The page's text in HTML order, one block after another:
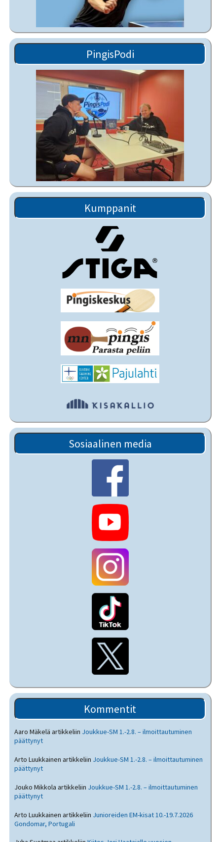
PingisPodi
Kumppanit
Sosiaalinen media
Kommentit
Aaro Mäkelä artikkeliin Joukkue-SM 1.-2.8. – ilmoittautuminen
päättynyt
Arto Luukkainen artikkeliin Joukkue-SM 1.-2.8. – ilmoittautuminen
päättynyt
Jouko Mikkola artikkeliin Joukkue-SM 1.-2.8. – ilmoittautuminen
päättynyt
Arto Luukkainen artikkeliin Junioreiden EM-kisat 10.-19.7.2026
Gondomar, Portugali